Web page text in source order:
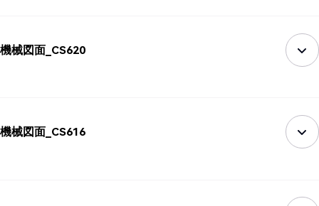
機械図面_CS620
機械図面_CS616